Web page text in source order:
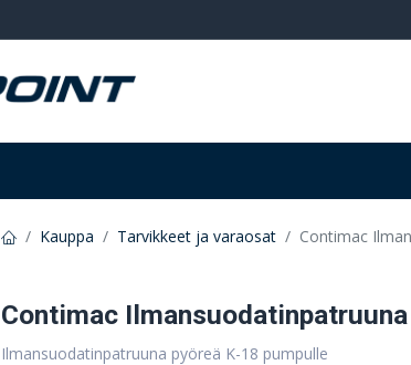
Kauppa Tarvikkeet ja varaosat Contimac
Contimac
Ilmansuodatinpatruuna pyöreä K-18 pumpulle